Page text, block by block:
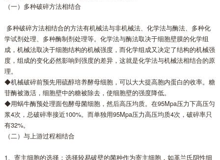
（一）多种破碎方法相结合
多种破碎方法相结合的方法有机械法与非机械法、化学法与酶法、多种化
学试剂处理、多种酶制剂处理等。化学法与酶法取决于细胞壁膜的化学组
成，机械法取决于细胞结构的机械强度，而化学组成又决定了结构的机械强
度，组成的变化必然影响到强度的差异，这就是化学法与机械法相结合的原
理。
◆机械破碎前预先用硫醇培养酵母细胞，可以大大提高胞内蛋白的收率。糖
苷酶被激活，细胞壁中的糖被除去，使细胞壁的强度降低。
◆用蜗牛酶预处理面包酵母菌细胞，然后高压均质。在95Mpa压力下高压匀
浆4次，总破碎率接近100%。而单独用95Mpa压力高压均质4次，破碎率只
有32%。
（二）与上游过程相结合
1、寄主细胞的选择：选择较易破壁的菌种作为寄主细胞，如革兰氏阴性细